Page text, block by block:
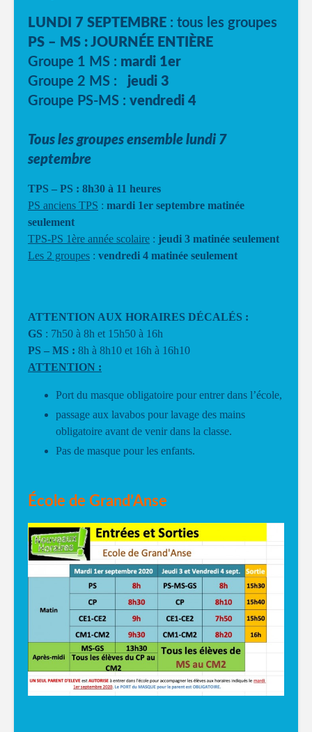
LUNDI 7 SEPTEMBRE : tous les groupes
PS – MS : JOURNÉE ENTIÈRE
Groupe 1 MS : mardi 1er
Groupe 2 MS : jeudi 3
Groupe PS-MS : vendredi 4
Tous les groupes ensemble lundi 7
septembre
TPS – PS : 8h30 à 11 heures
PS anciens TPS : mardi 1er septembre matinée
seulement
TPS-PS 1ère année scolaire : jeudi 3 matinée seulement
Les 2 groupes : vendredi 4 matinée seulement
ATTENTION AUX HORAIRES DÉCALÉS :
GS : 7h50 à 8h et 15h50 à 16h
PS – MS : 8h à 8h10 et 16h à 16h10
ATTENTION :
Port du masque obligatoire pour entrer dans l’école,
passage aux lavabos pour lavage des mains
obligatoire avant de venir dans la classe.
Pas de masque pour les enfants.
École de Grand’Anse